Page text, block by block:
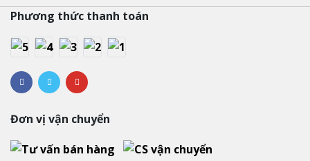
Phương thức thanh toán
Đơn vị vận chuyển